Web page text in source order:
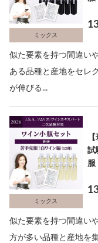
ミックス
似た要素を持つ間違い
ある品種と産地をセレ
が伸びる...
ミックス
試
服
似た要素を持つ間違い
方が多い品種と産地を